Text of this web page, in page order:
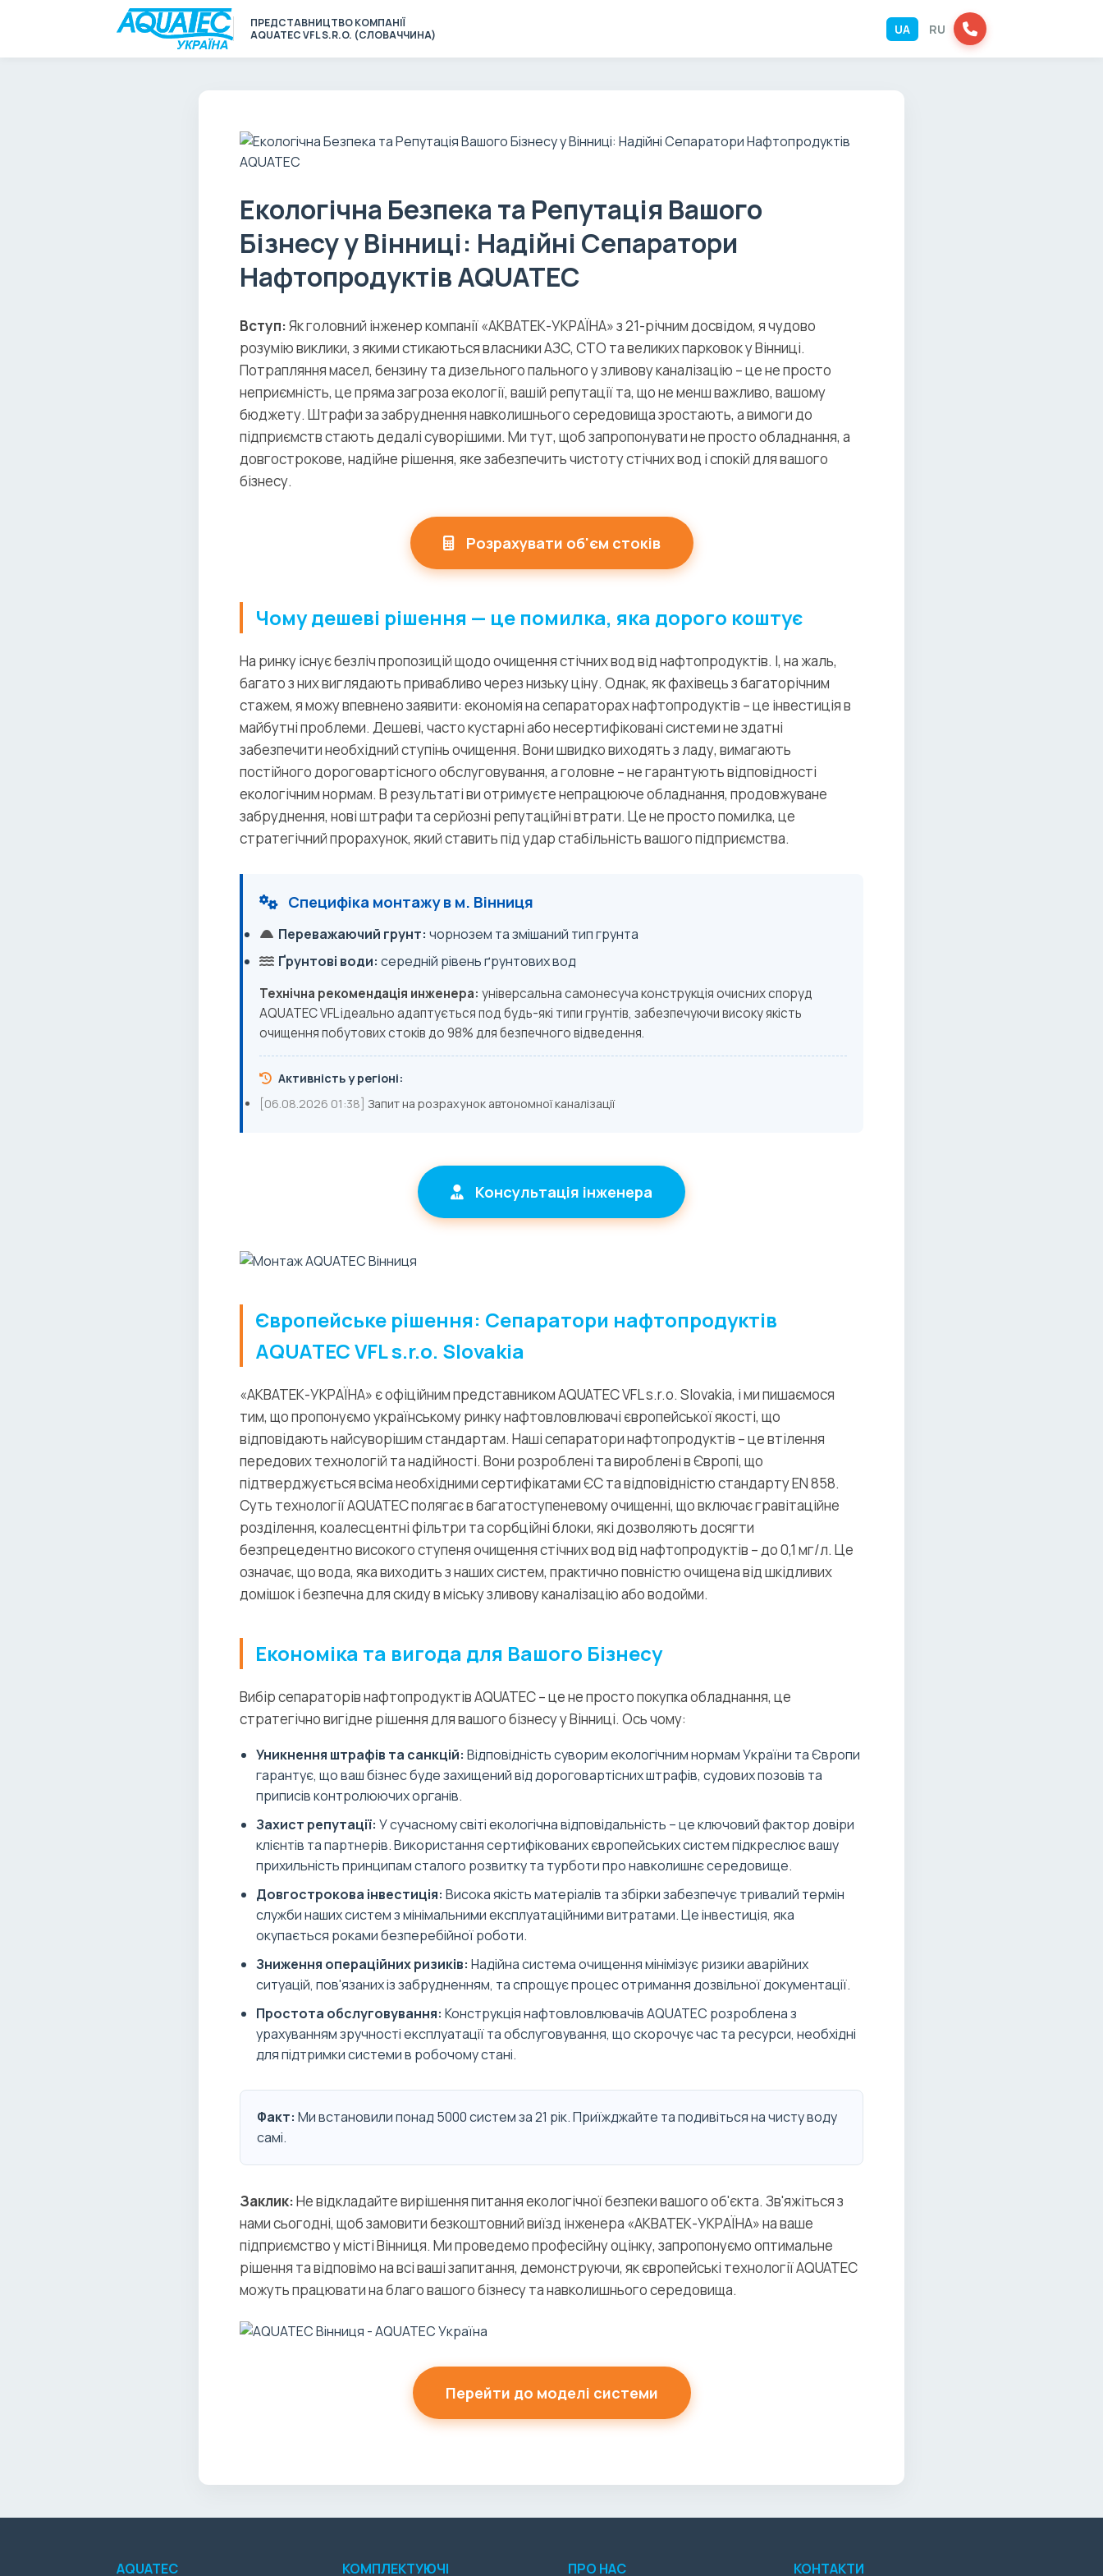
ПРЕДСТАВНИЦТВО КОМПАНІЇ
AQUATEC VFL S.R.O. (СЛОВАЧЧИНА)
UA RU
Екологічна Безпека та Репутація Вашого
Бізнесу у Вінниці: Надійні Сепаратори
Нафтопродуктів AQUATEC
Вступ:Як головний інженер компанії «АКВАТЕК-УКРАЇНА» з 21-річним досвідом, я чудово
розумію виклики, з якими стикаються власники АЗС, СТО та великих парковок у Вінниці.
Потрапляння масел, бензину та дизельного пального у зливову каналізацію – це не просто
неприємність, це пряма загроза екології, вашій репутації та, що не менш важливо, вашому
бюджету. Штрафи за забруднення навколишнього середовища зростають, а вимоги до
підприємств стають дедалі суворішими. Ми тут, щоб запропонувати не просто обладнання, а
довгострокове, надійне рішення, яке забезпечить чистоту стічних вод і спокій для вашого
бізнесу.
Розрахувати об'єм стоків
Чому дешеві рішення — це помилка, яка дорого коштує
На ринку існує безліч пропозицій щодо очищення стічних вод від нафтопродуктів. І, на жаль,
багато з них виглядають привабливо через низьку ціну. Однак, як фахівець з багаторічним
стажем, я можу впевнено заявити: економія на сепараторах нафтопродуктів – це інвестиція в
майбутні проблеми. Дешеві, часто кустарні або несертифіковані системи не здатні
забезпечити необхідний ступінь очищення. Вони швидко виходять з ладу, вимагають
постійного дороговартісного обслуговування, а головне – не гарантують відповідності
екологічним нормам. В результаті ви отримуєте непрацююче обладнання, продовжуване
забруднення, нові штрафи та серйозні репутаційні втрати. Це не просто помилка, це
стратегічний прорахунок, який ставить під удар стабільність вашого підприємства.
Специфіка монтажу в м. Вінниця
Переважаючий грунт: чорнозем та змішаний тип грунта
Ґрунтові води: середній рівень ґрунтових вод
Технічна рекомендація инженера: універсальна самонесуча конструкція очисних споруд
AQUATEC VFL ідеально адаптується под будь-які типи грунтів, забезпечуючи високу якість
очищення побутових стоків до 98% для безпечного відведення.
Активність у регіоні:
[06.08.2026 01:38] Запит на розрахунок автономної каналізації
Консультація інженера
Європейське рішення: Сепаратори нафтопродуктів
AQUATEC VFL s.r.o. Slovakia
«АКВАТЕК-УКРАЇНА» є офіційним представником AQUATEC VFL s.r.o. Slovakia, і ми пишаємося
тим, що пропонуємо українському ринку нафтовловлювачі європейської якості, що
відповідають найсуворішим стандартам. Наші сепаратори нафтопродуктів – це втілення
передових технологій та надійності. Вони розроблені та вироблені в Європі, що
підтверджується всіма необхідними сертифікатами ЄС та відповідністю стандарту EN 858.
Суть технології AQUATEC полягає в багатоступеневому очищенні, що включає гравітаційне
розділення, коалесцентні фільтри та сорбційні блоки, які дозволяють досягти
безпрецедентно високого ступеня очищення стічних вод від нафтопродуктів – до 0,1 мг/л. Це
означає, що вода, яка виходить з наших систем, практично повністю очищена від шкідливих
домішок і безпечна для скиду в міську зливову каналізацію або водойми.
Економіка та вигода для Вашого Бізнесу
Вибір сепараторів нафтопродуктів AQUATEC – це не просто покупка обладнання, це
стратегічно вигідне рішення для вашого бізнесу у Вінниці. Ось чому:
Уникнення штрафів та санкцій: Відповідність суворим екологічним нормам України та Європи
гарантує, що ваш бізнес буде захищений від дороговартісних штрафів, судових позовів та
приписів контролюючих органів.
Захист репутації: У сучасному світі екологічна відповідальність – це ключовий фактор довіри
клієнтів та партнерів. Використання сертифікованих європейських систем підкреслює вашу
прихильність принципам сталого розвитку та турботи про навколишнє середовище.
Довгострокова інвестиція: Висока якість матеріалів та збірки забезпечує тривалий термін
служби наших систем з мінімальними експлуатаційними витратами. Це інвестиція, яка
окупається роками безперебійної роботи.
Зниження операційних ризиків: Надійна система очищення мінімізує ризики аварійних
ситуацій, пов'язаних із забрудненням, та спрощує процес отримання дозвільної документації.
Простота обслуговування: Конструкція нафтовловлювачів AQUATEC розроблена з
урахуванням зручності експлуатації та обслуговування, що скорочує час та ресурси, необхідні
для підтримки системи в робочому стані.
Факт: Ми встановили понад 5000 систем за 21 рік. Приїжджайте та подивіться на чисту воду
самі.
Заклик:Не відкладайте вирішення питання екологічної безпеки вашого об'єкта. Зв'яжіться з
нами сьогодні, щоб замовити безкоштовний виїзд інженера «АКВАТЕК-УКРАЇНА» на ваше
підприємство у місті Вінниця. Ми проведемо професійну оцінку, запропонуємо оптимальне
рішення та відповімо на всі ваші запитання, демонструючи, як європейські технології AQUATEC
можуть працювати на благо вашого бізнесу та навколишнього середовища.
Перейти до моделі системи
AQUATEC КОМПЛЕКТУЮЧІ ПРО НАС КОНТАКТИ